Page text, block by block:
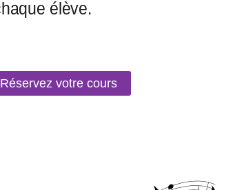
Réservez votre cours